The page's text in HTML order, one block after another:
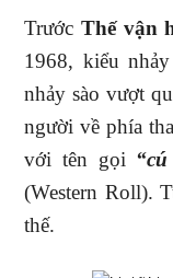
TrướcThế vận
1968, kiểu
nhảy sào vượt
người về phía
với tên gọi
(Western Roll).
thế.